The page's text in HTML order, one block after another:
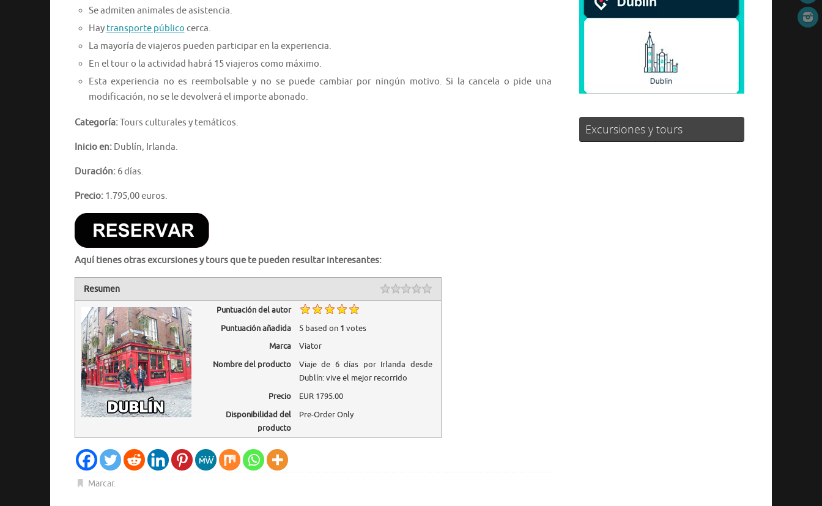
Se admiten animales de asistencia.
Hay transporte público cerca.
La mayoría de viajeros pueden participar en la experiencia.
En el tour o la actividad habrá 15 viajeros como máximo.
Esta experiencia no es reembolsable y no se puede cambiar por ningún motivo. Si la cancela o pide una
modificación, no se le devolverá el importe abonado.
Categoría:Tours culturales y temáticos.
Inicio en: Dublín, Irlanda.
Duración: 6 días.
Precio: 1.795,00 euros.
Aquí tienes otras excursiones y tours que te pueden resultar interesantes:
Resumen
Puntuación del autor
Puntuación añadida
5based on 1 votes
Marca
Viator
Nombre del producto
Viaje de 6 días por Irlanda desde
Dublín: vive el mejor recorrido
Precio
EUR1795.00
Disponibilidad del
producto
Pre-Order Only
Marcar.
Excursiones y tours